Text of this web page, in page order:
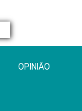
OPINIÃO